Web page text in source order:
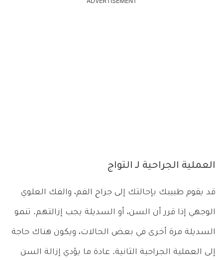
ADVERTISEMENT
العملية الجراحية لـ التواج
قد يقوم طبيبك بإحالتك إلى جراح الفم، والفك العلوي
الوجهي إذا قرر أن السن، أو السديلة يجب إزالتهم. تنمو
السديلة مرة أخرى في بعض الحالات، ويكون هناك حاجة
إلى العملية الجراحية الثانية. عادة ما يؤدي إزالة السن